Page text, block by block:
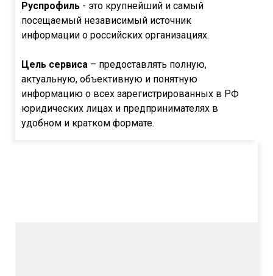
Руспрофиль - это крупнейший и самый
посещаемый независимый источник
информации о российских организациях.
Цель сервиса – предоставлять полную,
актуальную, объективную и понятную
информацию о всех зарегистрированных в РФ
юридических лицах и предпринимателях в
удобном и кратком формате.